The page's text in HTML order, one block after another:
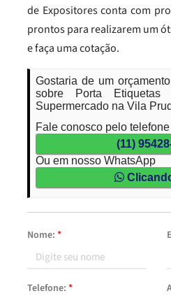
de Expositores conta com
prontos para realizarem um
e faça uma cotação.
Gostaria de um
sobre Porta
Supermercado na Vila
Fale conosco pelo telefone
(11)
Ou em nosso WhatsApp
Nome: *
Telefone: *